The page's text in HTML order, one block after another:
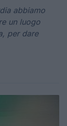
abbiamo
un luogo
per dare